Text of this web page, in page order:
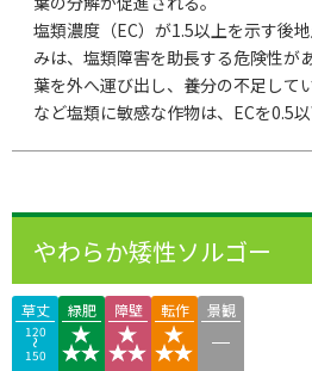
塩類濃度（EC）が1.5以上を示す後
みは、塩類障害を助長する危険性が
葉を外へ運び出し、養分の不足して
など塩類に敏感な作物は、ECを0.5以
やわらか矮性ソルゴー
草丈
120
150
緑肥 障壁 転作 景観